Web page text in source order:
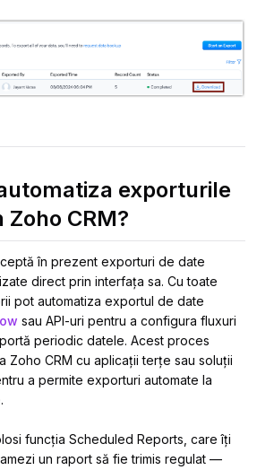
exporturile
Zoho CRM?
în prezent exporturi de date
direct prin interfața sa. Cu toate
pot automatiza exportul de date
sau API-uri pentru a configura fluxuri
periodic datele. Acest proces
Zoho CRM cu aplicații terțe sau soluții
a permite exporturi automate la
funcția Scheduled Reports, care îți
un raport să fie trimis regulat —